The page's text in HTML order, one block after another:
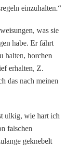
ein­zuhalten.“
was sie
habe. Er fährt
halten, horchen
erhalten, Z.
das nach meinen
ulkig, wie hart ich
falschen
gekne­belt